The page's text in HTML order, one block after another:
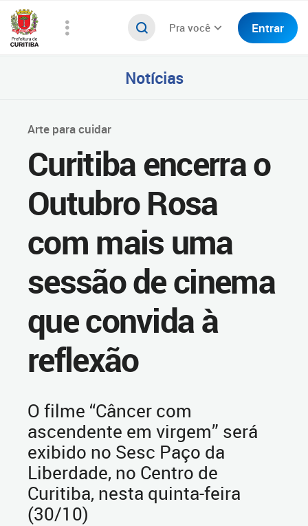
Pra você Entrar
Notícias
Arte para cuidar
Curitiba encerra o
Outubro Rosa
com mais uma
sessão de cinema
que convida à
reflexão
O filme “Câncer com
ascendente em virgem” será
exibido no Sesc Paço da
Liberdade, no Centro de
Curitiba, nesta quinta-feira
(30/10)